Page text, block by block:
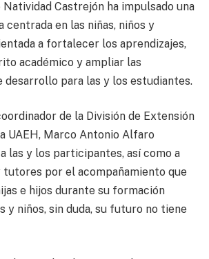
Castrejón ha impulsado una
centrada en las niñas, niños y
a fortalecer los aprendizajes,
académico y ampliar las
desarrollo para las y los estudiantes.
de la División de Extensión
UAEH, Marco Antonio Alfaro
las y los participantes, así como a
tutores por el acompañamiento que
e hijos durante su formación
y niños, sin duda, su futuro no tiene